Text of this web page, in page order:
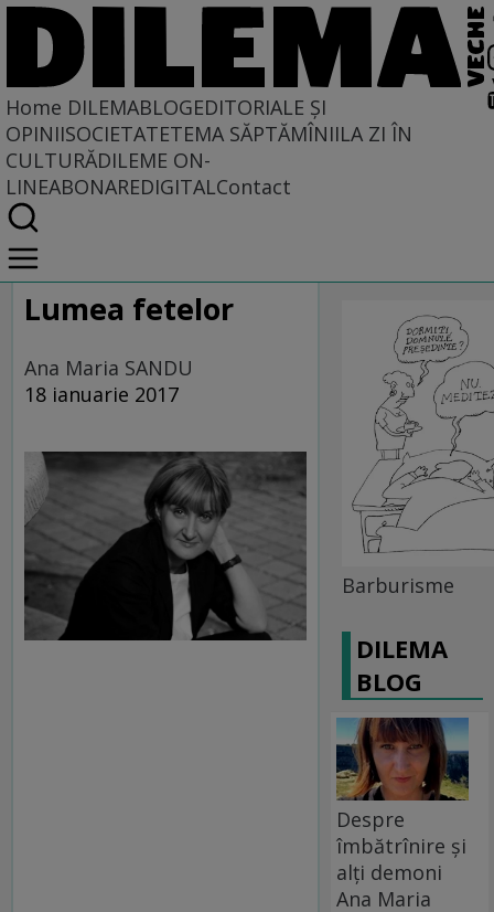
Home DILEMABLOGEDITORIALE ȘI
OPINIISOCIETATETEMA SĂPTĂMÎNIILA ZI ÎN
CULTURĂDILEME ON-
LINEABONAREDIGITALContact
Home
DILEMABLOG
DilemaBlog
Lumea fetelor
Ana Maria SANDU
18 ianuarie 2017
Barburisme
DILEMA
BLOG
Despre
îmbătrînire și
alți demoni
Ana Maria